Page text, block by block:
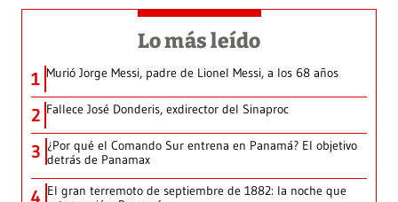
Lo más leído
1 Murió Jorge Messi, padre de Lionel Messi, a los 68 años
2 Fallece José Donderis, exdirector del Sinaproc
3 ¿Por qué el Comando Sur entrena en Panamá? El objetivo
detrás de Panamax
4 El gran terremoto de septiembre de 1882: la noche que